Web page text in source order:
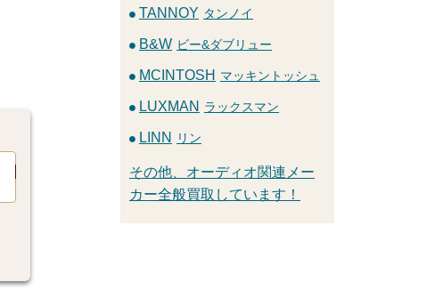
TANNOY タンノイ
B&W ビー&ダブリュー
MCINTOSH マッキントッシュ
LUXMAN ラックスマン
LINN リン
その他、オーディオ関連メー
カー全般買取しています！